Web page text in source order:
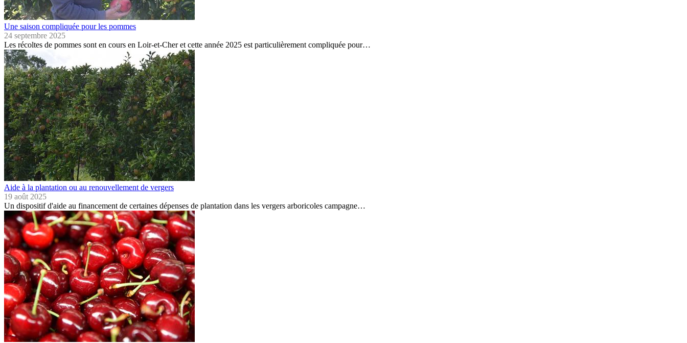
Une saison compliquée pour les pommes
24 septembre 2025
Les récoltes de pommes sont en cours en Loir-et-Cher et cette année 2025 est particulièrement compliquée pour…
Aide à la plantation ou au renouvellement de vergers
19 août 2025
Un dispositif d'aide au financement de certaines dépenses de plantation dans les vergers arboricoles campagne…